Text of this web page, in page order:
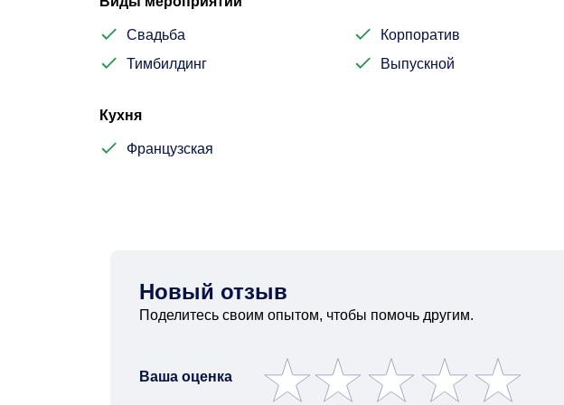
Свадьба Корпоратив
Тимбилдинг
Выпускной
Кухня
Французская
Новый отзыв
Поделитесь своим опытом, чтобы помочь другим.
Ваша оценка